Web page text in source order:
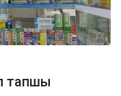
тапшы